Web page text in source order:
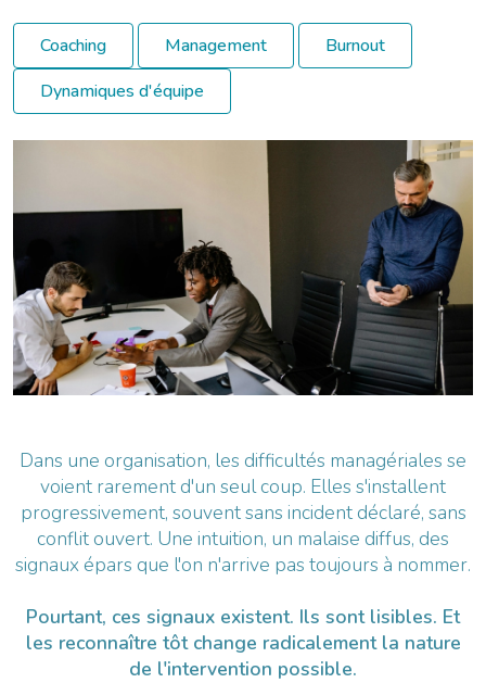
Coaching Management
Burnout
Dynamiques d'équipe
Dans une organisation, les difficultés managériales se
voient rarement d'un seul coup. Elles s'installent
progressivement, souvent sans incident déclaré, sans
conflit ouvert. Une intuition, un malaise diffus, des
signaux épars que l'on n'arrive pas toujours à nommer.
Pourtant, ces signaux existent. Ils sont lisibles. Et
les reconnaître tôt change radicalement la nature
de l'intervention possible.